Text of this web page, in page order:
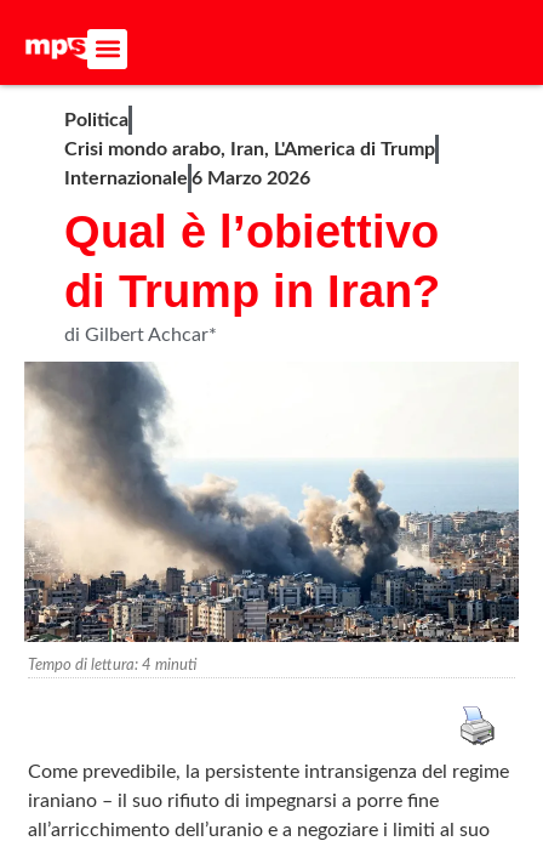
Politica
Crisi mondo arabo, Iran, L'America di Trump
Internazionale 6 Marzo 2026
Qual è l’obiettivo
di Trump in Iran?
di Gilbert Achcar*
Tempo di lettura: 4 minuti
Come prevedibile, la persistente intransigenza del regime
iraniano – il suo rifiuto di impegnarsi a porre fine
all’arricchimento dell’uranio e a negoziare i limiti al suo